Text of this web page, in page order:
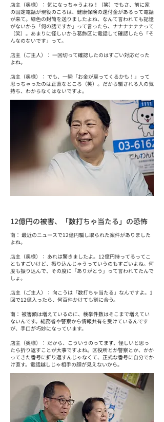
店主（奥様）： 気になっちゃうよね！（笑）でもさ、前に家
の固定電話が現役のころは、健康保険の還付金があるって電話
が来て。緑色の封筒を送りましたよね、なんて言われても記憶
がないから「何の話ですか」って言ったら、ナナナナナナって
（笑）。あまりに怪しいから葛飾区に電話して確認したら「そ
んなのないです」って。
店主（ご主人）： 一回切って確認したのはすごい対応だった
よね。
店主（奥様）： でも、一瞬「お金が戻ってくるかも！」って
思っちゃったのは正直なところ（笑）。だから騙される人の気
持ち、わからなくはないですよ。
12億円の被害、「数打ちゃ当たる」の恐怖
南： 最近のニュースで12億円騙し取られた案件がありました
よね。
店主（奥様）： あれは驚きましたよ。12億円持ってるってこ
ともすごいけど、振り込んじゃうっていうのもすごいよね。何
度も振り込んで、その度に「ありがとう」って言われてたんで
しょ。
店主（ご主人）： 向こうは「数打ちゃ当たる」なんですよ。1
回で12億入ったら、何百件かけても割に合う。
南： 被害額は増えているのに、検挙件数はそこまで増えてい
ないんです。総務省や警察から情報共有を受けているんです
が、手口が巧妙になっています。
店主（奥様）： だから、こういうのってまず、怪しいと思っ
たら折り返すことが大事ですよね。区役所とか警察とか、かか
ってきた番号に折り返すんじゃなくて、正式な番号に自分でか
け直す。電話越しじゃ相手の顔が見えないから。